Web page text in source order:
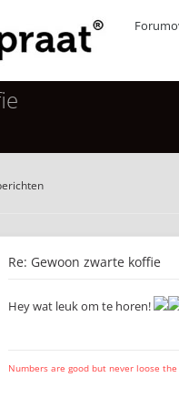
Re: Gewoon zwarte koffie
Hey wat leuk om te horen!
Numbers are good but never loose